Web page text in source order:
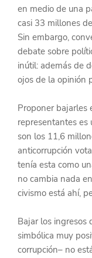
en medio de una
casi 33 millones
Sin embargo,
debate sobre
inútil: además de
ojos de la opinión
Proponer bajarles
representantes es
son los 11,6
anticorrupción
tenía esta como
no cambia nada
civismo está ahí,
Bajar los ingresos
simbólica muy
corrupción– no